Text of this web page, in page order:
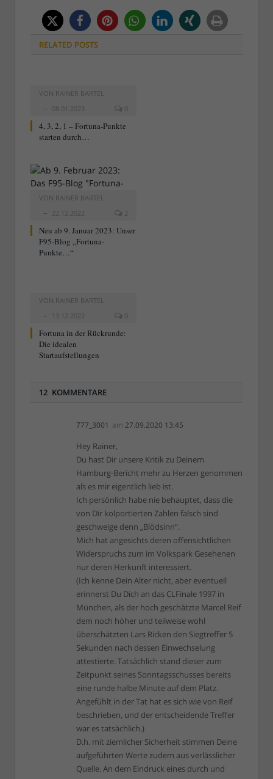
RELATED POSTS
VON RAINER BARTEL
08.01.2023
0
4, 3, 2, 1 – Fortuna-Punkte
starten durch…
VON RAINER BARTEL
22.12.2022
2
Neu ab 9. Januar 2023: Unser
F95-Blog „Fortuna-
Punkte…“
VON RAINER BARTEL
13.12.2022
0
Fortuna in der Rückrunde:
Die idealen
Startaufstellungen
12 KOMMENTARE
777_3001 am 27.09.2020 13:45
Hey Rainer,
Du hast Dir unsere Kritik zu Deinem
Hamburg-Bericht mehr zu Herzen genommen
als es mir eigentlich lieb ist.
Ich persönlich habe nie behauptet, dass die
von Dir kolportierten Zahlen falsch sind
geschweige denn „Blödsinn“.
Mich hat angesichts deren offensichtlichen
Widerspruchs zum im Volkspark Gesehenen
nur deren Herkunft interessiert.
(Ich kenne Dein Alter nicht, aber eventuell
erinnerst Du Dich an das CLFinale 1997 in
München, als der hoch geschätzte Marcel Reif
dem noch höher und teilweise wohl
überschätzten Lars Ricken den Siegtreffer 5
Sekunden nach dessen Einwechselung
attestierte. Tatsächlich stand dieser zum
Zeitpunkt seines Sonntagsschusses bereits
eine runde halbe Minute auf dem Platz.
Angefühlt in der Tat hat es sich wie von Reif
beschrieben, und der entscheidende Treffer
war es tatsächlich.)
D.h. mit ziemlicher Sicherheit stimmen Deine
aufgeführten Werte zudem aus verlässlicher
Quelle. An dem Eindruck eines durch und